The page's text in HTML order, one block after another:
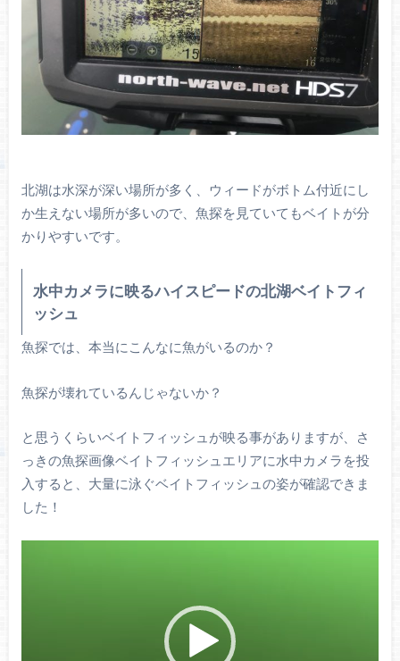
北湖は水深が深い場所が多く、ウィードがボトム付近にし
か生えない場所が多いので、魚探を見ていてもベイトが分
かりやすいです。
水中カメラに映るハイスピードの北湖ベイトフィ
ッシュ
魚探では、本当にこんなに魚がいるのか？
魚探が壊れているんじゃないか？
と思うくらいベイトフィッシュが映る事がありますが、さ
っきの魚探画像ベイトフィッシュエリアに水中カメラを投
入すると、大量に泳ぐベイトフィッシュの姿が確認できま
した！